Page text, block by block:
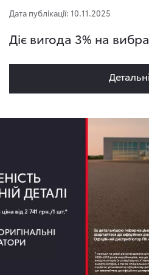
Дата публікації: 10.11.2025
Діє вигода 3% на